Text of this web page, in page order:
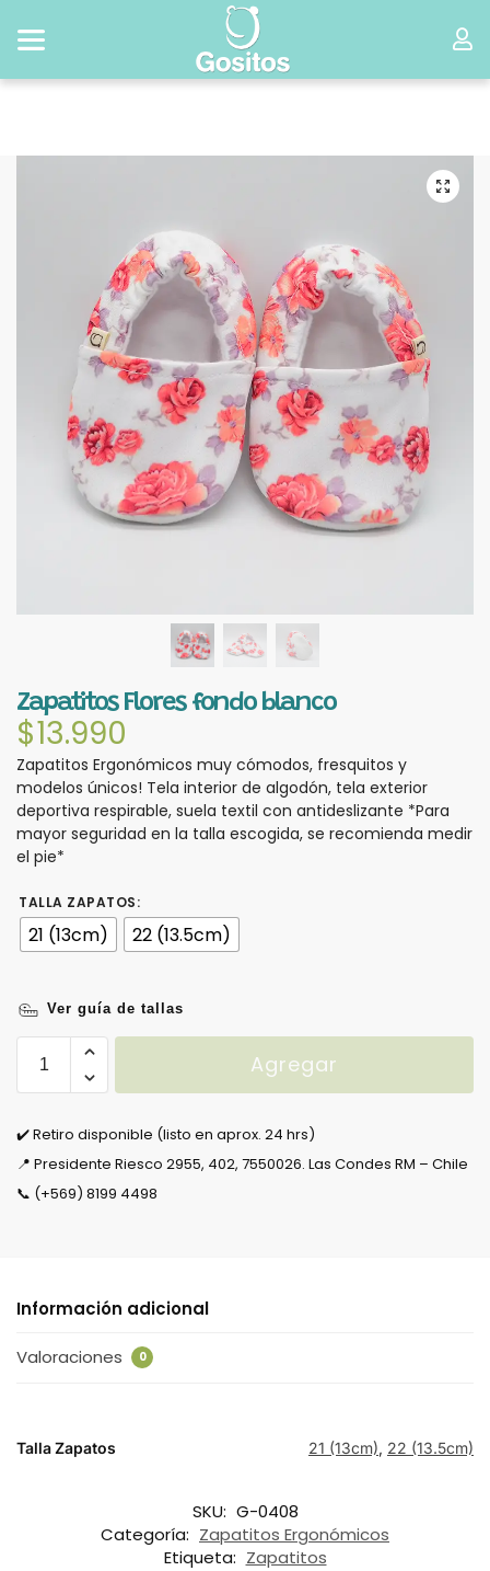
Zapatitos Flores fondo blanco
$13.990
Zapatitos Ergonómicos muy cómodos, fresquitos y
modelos únicos! Tela interior de algodón, tela exterior
deportiva respirable, suela textil con antideslizante *Para
mayor seguridad en la talla escogida, se recomienda medir
el pie*
TALLA ZAPATOS:
21 (13cm) 22 (13.5cm)
Ver guía de tallas
Agregar
✔️ Retiro disponible (listo en aprox. 24 hrs)
📍 Presidente Riesco 2955, 402, 7550026. Las Condes RM – Chile
📞 (+569) 8199 4498
Información adicional
Valoraciones 0
Talla Zapatos 21 (13cm), 22 (13.5cm)
SKU: G-0408
Categoría: Zapatitos Ergonómicos
Etiqueta: Zapatitos